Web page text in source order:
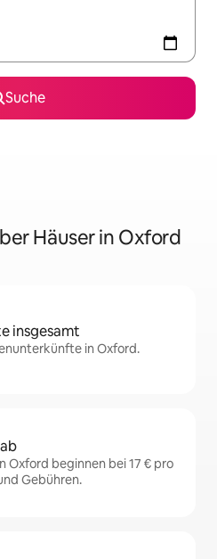
Suche
Häuser in Oxford
insgesamt
in Oxford.
Oxford beginnen bei 17 € pro
Gebühren.